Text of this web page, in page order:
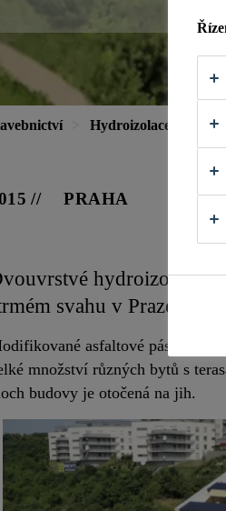
Hydroizolace
PRAHA
hydroizolace
svahu v Praze 5, v
asfaltové pásy KVK
množství různých bytů s
budovy je otočená na jih.